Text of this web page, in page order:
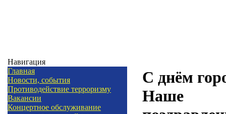
Навигация
Главная
Новости, события
Противодействие терроризму
Вакансии
Концертное обслуживание
С днём
Наше